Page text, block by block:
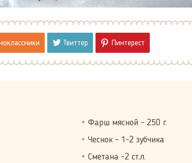
Твиттер Пинтерест
Фарш мясной - 250 г.
Чеснок - 1-2 зубчика
Сметана -2 ст.л.